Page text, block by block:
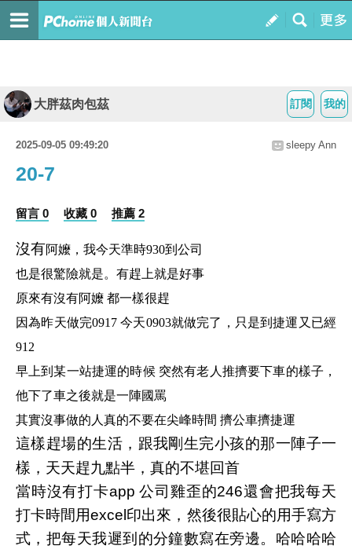
我的
訂閱
大胖茲肉包茲
2025-09-05 09:49:20 sleepy Ann
20-7
留言 0 收藏 0 推薦 2
沒有阿嬤 ，我今天準時930到公司
也是很驚險就是。有趕上就是好事
原來有沒有阿嬤 都一樣很趕
因為昨天做完0917 今天0903就做完了，只是到捷運又已經
912
早上到某一站捷運的時候 突然有老人推擠要下車的樣子，
他下了車之後就是一陣國罵
其實沒事做的人真的不要在尖峰時間 擠公車擠捷運
這樣趕場的生活，跟我剛生完小孩的那一陣子一
樣，天天趕九點半，真的不堪回首
當時沒有打卡app 公司雞歪的246還會把我每天
打卡時間用excel印出來，然後很貼心的用手寫方
式，把每天我遲到的分鐘數寫在旁邊。哈哈哈哈